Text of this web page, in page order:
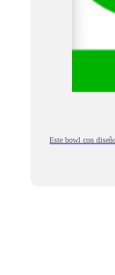
Este bowl con